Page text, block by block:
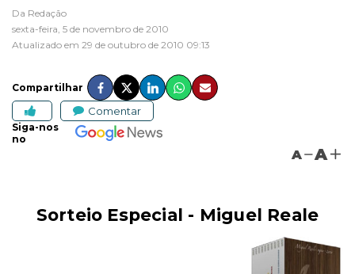
Da Redação
sexta-feira, 5 de novembro de 2010
Atualizado em 29 de outubro de 2010 09:13
Compartilhar
Comentar
Siga-nos
no
A A
Sorteio Especial - Miguel Reale